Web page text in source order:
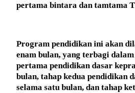
pertama bintara dan tamtama
Program pendidikan ini akan
enam bulan, yang terbagi
pertama pendidikan dasar
bulan, tahap kedua pendidikan
selama satu bulan, dan tahap